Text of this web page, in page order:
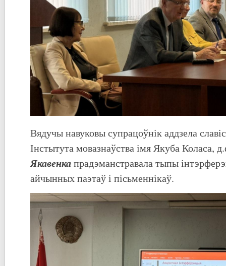
Вядучы навуковы супрацоўнік аддзела
Інстытута мовазнаўства імя Якуба Коласа,
Якавенкапрадэманстравала тыпы
айчынных паэтаў і пісьменнікаў.